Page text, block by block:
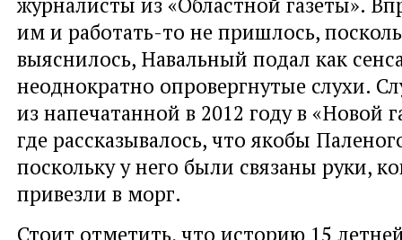
им и работать-то не пришлось,
выяснилось, Навальный подал как
неоднократно опровергнутые слухи.
из напечатанной в 2012 году в «Новой
где рассказывалось, что якобы
поскольку у него были связаны руки,
привезли в морг.
Стоит отметить, что историю 15